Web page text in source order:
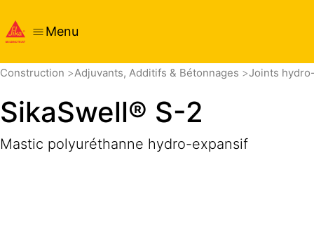
Menu
Construction Adjuvants, Additifs & Bétonnages Joints
SikaSwell® S-2
Mastic polyuréthanne hydro-expansif